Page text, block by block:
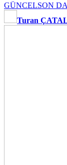
GÜNCELSON
Turan